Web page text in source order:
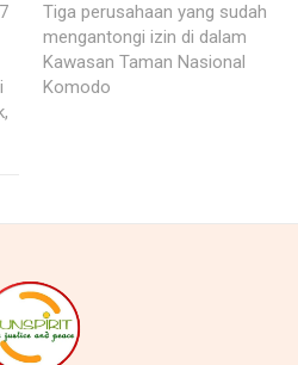
Tiga perusahaan yang sudah
mengantongi izin di dalam
Kawasan Taman Nasional
Komodo